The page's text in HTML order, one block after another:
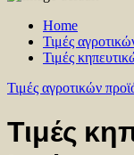
Home
Τιμές
Τιμές
Τιμές αγροτικών
Τιμές